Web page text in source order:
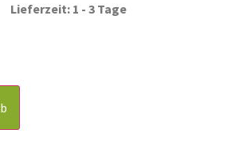
Lieferzeit: 1 - 3 Tage